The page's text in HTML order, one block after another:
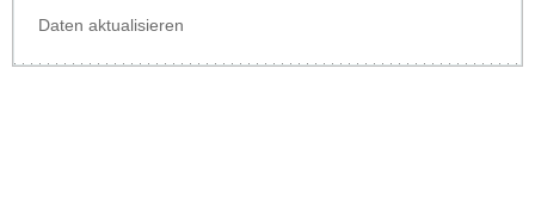
Daten aktualisieren